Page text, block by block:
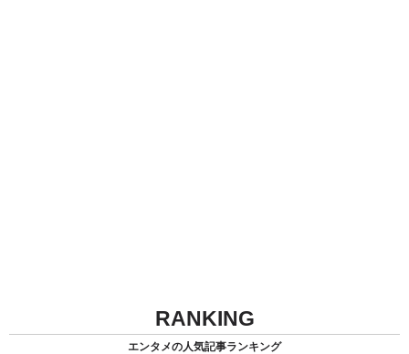
RANKING
エンタメの人気記事ランキング